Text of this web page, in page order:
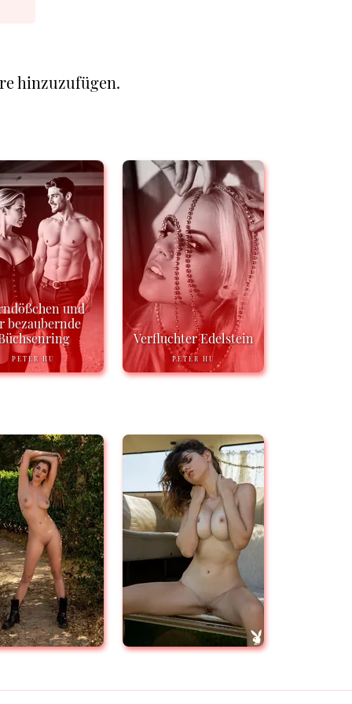
hinzuzufügen.
und
bezaubernde
PETER HU
Verfluchter Edelstein
PETER HU